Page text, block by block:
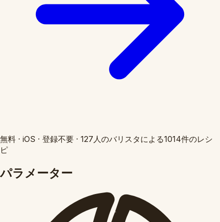
無料 · iOS · 登録不要 · 127人のバリスタによる1014件のレシ
ピ
パラメーター